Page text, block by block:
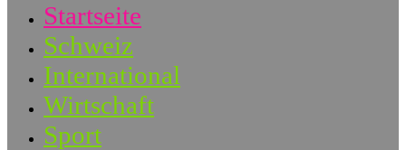
Startseite
Schweiz
International
Wirtschaft
Sport